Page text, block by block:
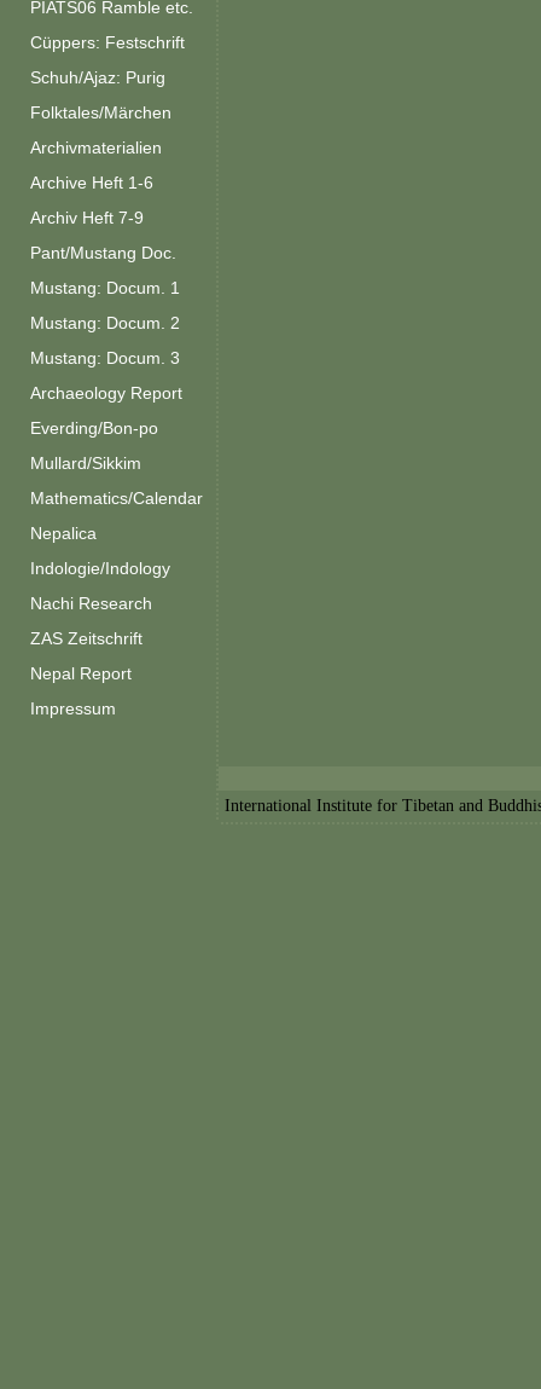
PIATS06 Ramble etc.
Cüppers: Festschrift
Schuh/Ajaz: Purig
Folktales/Märchen
Archivmaterialien
Archive Heft 1-6
Archiv Heft 7-9
Pant/Mustang Doc.
Mustang: Docum. 1
Mustang: Docum. 2
Mustang: Docum. 3
Archaeology Report
Everding/Bon-po
Mullard/Sikkim
Mathematics/Calendar
Nepalica
Indologie/Indology
Nachi Research
ZAS Zeitschrift
Nepal Report
Impressum
International Institute for Tibetan and